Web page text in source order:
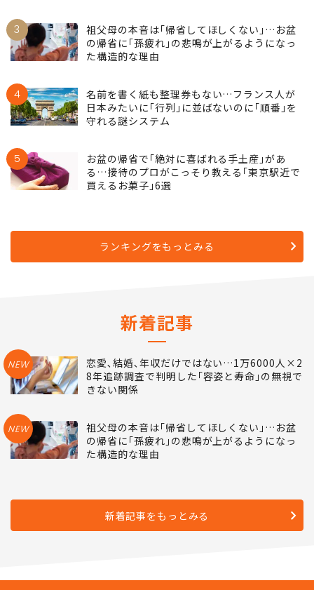
3
祖父母の本音は｢帰省してほしくない｣…お盆
の帰省に｢孫疲れ｣の悲鳴が上がるようになっ
た構造的な理由
4
名前を書く紙も整理券もない…フランス人が
日本みたいに｢行列｣に並ばないのに｢順番｣を
守れる謎システム
5
お盆の帰省で｢絶対に喜ばれる手土産｣があ
る…接待のプロがこっそり教える｢東京駅近で
買えるお菓子｣6選
ランキングをもっとみる
新着記事
NEW
恋愛､結婚､年収だけではない…1万6000人×2
8年追跡調査で判明した｢容姿と寿命｣の無視で
きない関係
NEW
祖父母の本音は｢帰省してほしくない｣…お盆
の帰省に｢孫疲れ｣の悲鳴が上がるようになっ
た構造的な理由
新着記事をもっとみる